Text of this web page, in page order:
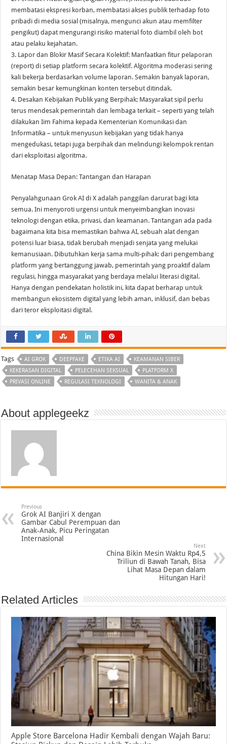
membatasi ekspresi korban, membatasi akses publik terhadap foto
pribadi di media sosial (misalnya, mengunci akun atau memfilter
pengikut) dapat mengurangi risiko material foto diambil oleh bot
atau pelaku kejahatan.
3. Lapor dan Blokir Masif Secara Kolektif: Manfaatkan fitur pelaporan
(report) di setiap platform secara kolektif. Algoritma moderasi sering
kali bekerja berdasarkan volume laporan. Semakin banyak laporan,
semakin besar kemungkinan konten tersebut ditindak.
4. Desakan Kebijakan Publik yang Berpihak: Masyarakat sipil perlu
terus mendesak pemerintah dan lembaga terkait – seperti yang telah
dilakukan Iim Fahima kepada Kementerian Komunikasi dan
Informatika – untuk menyusun kebijakan yang tidak hanya
mengedukasi, tetapi juga berpihak dan melindungi kelompok rentan
dari eksploitasi algoritma.
Menatap Masa Depan: Tantangan dan Harapan
Penyalahgunaan Grok AI di X adalah panggilan darurat bagi kita
semua. Ini menyoroti urgensi untuk menyeimbangkan inovasi
teknologi dengan etika, privasi, dan keamanan. Tantangan ada pada
bagaimana kita bisa memastikan bahwa AI, sebuah alat dengan
potensi luar biasa, tidak berubah menjadi senjata yang melukai
kemanusiaan. Dibutuhkan kerja sama multi-pihak: dari pengembang
platform yang bertanggung jawab, pemerintah yang proaktif dalam
regulasi, hingga masyarakat yang berdaya melalui literasi digital.
Hanya dengan pendekatan holistik ini, kita dapat berharap untuk
membangun ekosistem digital yang lebih aman, inklusif, dan bebas
dari teror eksploitasi digital.
Tags AI GROK DEEPFAKE ETIKA AI
KEAMANAN SIBER
KEKERASAN DIGITAL
PELECEHAN SEKSUAL
PLATFORM X
PRIVASI ONLINE
REGULASI TEKNOLOGI WANITA & ANAK
About applegeekz
Previous
Grok AI Banjiri X dengan
Gambar Cabul Perempuan dan
Anak-Anak, Picu Peringatan
Internasional
Next
China Bikin Mesin Waktu Rp4,5
Triliun di Bawah Tanah, Bisa
Lihat Masa Depan dalam
Hitungan Hari!
Related Articles
Apple Store Barcelona Hadir Kembali dengan Wajah Baru: